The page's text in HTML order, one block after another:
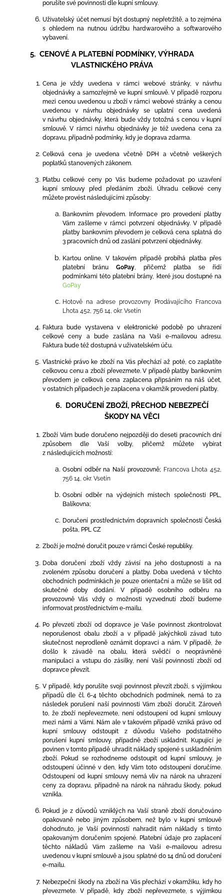
porušíte své povinnosti dle kupní smlouvy.
Uživatelský účet nemusí být dostupný nepřetržitě, a to zejména
s ohledem na nutnou údržbu hardwarového a softwarového
vybavení.
5. CENOVÉ A PLATEBNÍ PODMÍNKY, VÝHRADA
VLASTNICKÉHO PRÁVA
Cena je vždy uvedena v rámci webové stránky, v návrhu
objednávky a samozřejmě ve kupní smlouvě. V případě rozporu
mezi cenou uvedenou u zboží v rámci webové stránky a cenou
uvedenou v návrhu objednávky se uplatní cena uvedená
v návrhu objednávky, která bude vždy totožná s cenou v kupní
smlouvě. V rámci návrhu objednávky je též uvedena cena za
dopravu, případně podmínky, kdy je doprava zdarma.
Celková cena je uvedena včetně DPH a včetně veškerých
poplatků stanovených zákonem.
Platbu celkové ceny po Vás budeme požadovat po uzavření
kupní smlouvy před předáním zboží. Úhradu celkové ceny
můžete provést následujícími způsoby:
Bankovním převodem. Informace pro provedení platby
Vám zašleme v rámci potvrzení objednávky. V případě
platby bankovním převodem je celková cena splatná do
3 pracovních dnů od zaslání potvrzení objednávky.
Kartou online. V takovém případě probíhá platba přes
platební bránu GoPay , přičemž platba se řídí
podmínkami této platební brány, které jsou dostupné na
GoPay
Hotově na adrese provozovny Prodávajícího Francova
Lhota 452, 756 14, okr. Vsetín
Faktura bude vystavena v elektronické podobě po uhrazení
celkové ceny a bude zaslána na Vaši e-mailovou adresu.
Faktura bude též dostupná v uživatelském úču.
Vlastnické právo ke zboží na Vás přechází až poté, co zaplatíte
celkovou cenu a zboží převezmete. V případě platby bankovním
převodem je celková cena zaplacena připsáním na náš účet,
v ostatních případech je zaplacena v okamžik provedení platby.
6. DORUČENÍ ZBOŽÍ, PŘECHOD NEBEZPEČÍ
ŠKODY NA VĚCI
Zboží Vám bude doručeno nejpozději do deseti pracovních dní
způsobem dle Vaší volby, přičemž můžete vybírat
z následujících možností:
Osobní odběr na Naší provozovně; Francova Lhota 452,
756 14, okr. Vsetín
Osobní odběr na výdejních místech společnosti PPL,
Balíkovna;
Doručení prostřednictvím dopravních společností Česká
pošta, PPL CZ
Zboží je možné doručit pouze v rámci České republiky.
Doba doručení zboží vždy závisí na jeho dostupnosti a na
zvoleném způsobu doručení a platby. Doba uvedená v těchto
obchodních podmínkách je pouze orientační a může se lišit od
skutečné doby dodání. V případě osobního odběru na
provozovně Vás vždy o možnosti vyzvednutí zboží budeme
informovat prostřednictvím e-mailu.
Po převzetí zboží od dopravce je Vaše povinnost zkontrolovat
neporušenost obalu zboží a v případě jakýchkoli závad tuto
skutečnost neprodleně oznámit dopravci a nám. V případě, že
došlo k závadě na obalu, která svědčí o neoprávněné
manipulaci a vstupu do zásilky, není Vaší povinností zboží od
dopravce převzít.
V případě, kdy porušíte svoji povinnost převzít zboží, s výjimkou
případů dle čl. 6-4 těchto obchodníchpodmínek, nemá to za
následek porušení naší povinnosti Vám zboží doručit. Zároveň
to, že zboží nepřevezmete, není odstoupení od kupní smlouvy
mezi námi a Vámi. Nám ale v takovém případě vzniká právo od
kupní smlouvy odstoupit z důvodu Vašeho podstatného
porušení kupní smlouvy, případně zboží uskladnit. Kupující je
povinen v tomto případě uhradit náklady spojené s uskladněním
zboží. Pokud se rozhodneme odstoupit od kupní smlouvy, je
odstoupení účinné v den, kdy Vám toto odstoupení doručíme.
Odstoupení od kupní smlouvy nemá vliv na nárok na uhrazení
ceny za dopravu, případně na nárok na náhradu škody, pokud
vznikla.
Pokud je z důvodů vzniklých na Vaší straně zboží doručováno
opakovaně nebo jiným způsobem, než bylo v kupní smlouvě
dohodnuto, je Vaší povinností nahradit nám náklady s tímto
opakovaným doručením spojené. Platební údaje pro zaplacení
těchto nákladů Vám zašleme na Vaši e-mailovou adresu
uvedenou v kupní smlouvě a jsou splatné do 14 dnů od doručení
e-mailu.
Nebezpeční škody na zboží na Vás přechází v okamžiku, kdy ho
převezmete. V případě, kdy zboží nepřevezmete, s výjimkou